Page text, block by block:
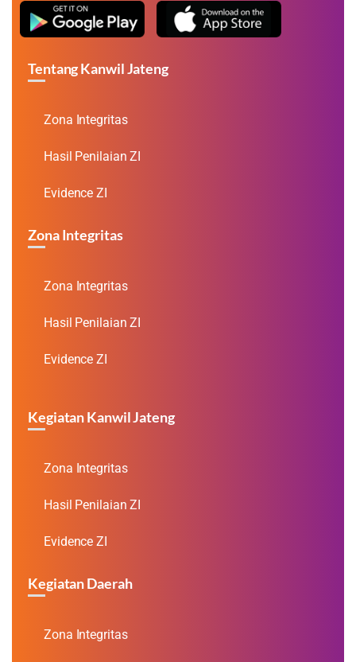
Tentang Kanwil Jateng
Zona Integritas
Hasil Penilaian ZI
Evidence ZI
Zona Integritas
Zona Integritas
Hasil Penilaian ZI
Evidence ZI
Kegiatan Kanwil Jateng
Zona Integritas
Hasil Penilaian ZI
Evidence ZI
Kegiatan Daerah
Zona Integritas